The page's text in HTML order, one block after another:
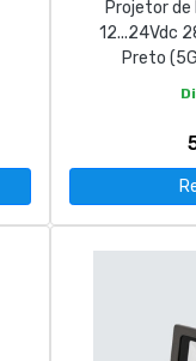
Projetor de
12...24Vdc
Preto